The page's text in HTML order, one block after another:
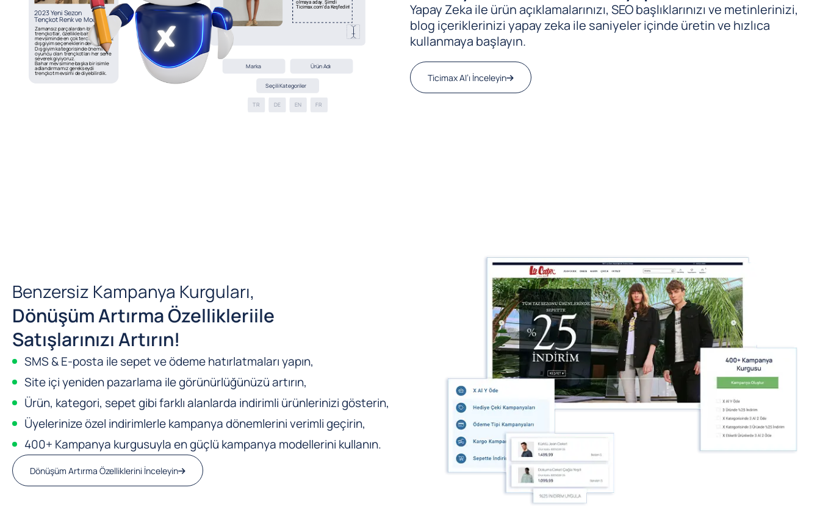
Yapay Zeka ile ürün açıklamalarınızı, SEO başlıklarınızı ve metinlerinizi,
blog içeriklerinizi yapay zeka ile saniyeler içinde üretin ve hızlıca
kullanmaya başlayın.
Ticimax AI’ı İnceleyin
Benzersiz Kampanya Kurguları,
Dönüşüm Artırma Özellikleriile
Satışlarınızı Artırın!
SMS & E-posta ile sepet ve ödeme hatırlatmaları yapın,
Site içi yeniden pazarlama ile görünürlüğünüzü artırın,
Ürün, kategori, sepet gibi farklı alanlarda indirimli ürünlerinizi gösterin,
Üyelerinize özel indirimlerle kampanya dönemlerini verimli geçirin,
400+ Kampanya kurgusuyla en güçlü kampanya modellerini kullanın.
Dönüşüm Artırma Özelliklerini İnceleyin